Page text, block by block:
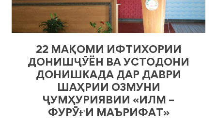
22 МАҚОМИ ИФТИХОРИИ
ДОНИШҶӮЁН ВА УСТОДОНИ
ДОНИШКАДА ДАР ДАВРИ
ШАҲРИИ ОЗМУНИ
ҶУМҲУРИЯВИИ «ИЛМ –
ФУРӮҒИ МАЪРИФАТ»